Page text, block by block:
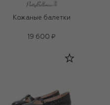
Кожаные балетки
19 600 ₽